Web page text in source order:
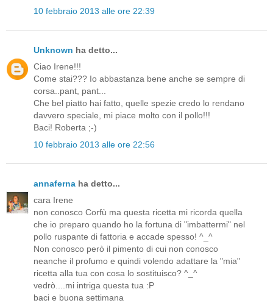
10 febbraio 2013 alle ore 22:39
Unknown ha detto...
Ciao Irene!!!
Come stai??? Io abbastanza bene anche se sempre di
corsa..pant, pant...
Che bel piatto hai fatto, quelle spezie credo lo rendano
davvero speciale, mi piace molto con il pollo!!!
Baci! Roberta ;-)
10 febbraio 2013 alle ore 22:56
annaferna ha detto...
cara Irene
non conosco Corfù ma questa ricetta mi ricorda quella
che io preparo quando ho la fortuna di "imbattermi" nel
pollo ruspante di fattoria e accade spesso! ^_^
Non conosco però il pimento di cui non conosco
neanche il profumo e quindi volendo adattare la "mia"
ricetta alla tua con cosa lo sostituisco? ^_^
vedrò....mi intriga questa tua :P
baci e buona settimana